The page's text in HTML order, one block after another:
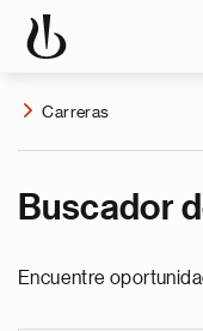
Carreras
Buscador
Encuentre